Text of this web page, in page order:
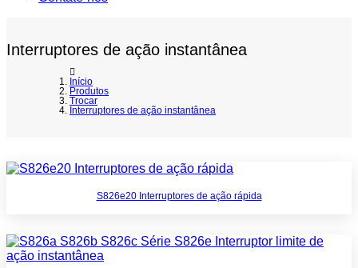
Interruptores de ação instantânea
Início
Produtos
Trocar
Interruptores de ação instantânea
S826e20 Interruptores de ação rápida